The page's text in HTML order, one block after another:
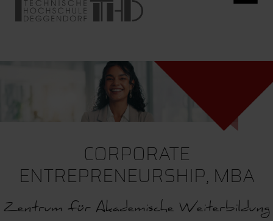
CORPORATE
ENTREPRENEURSHIP, MBA
Zentrum für Akademische Weiterbildung